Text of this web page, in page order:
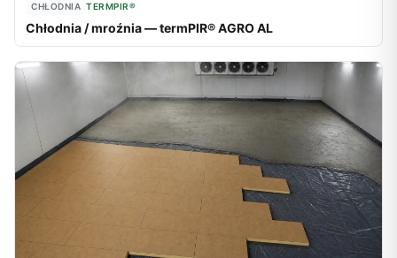
CHŁODNIA TERMPIR®
Chłodnia / mroźnia — termPIR® AGRO AL